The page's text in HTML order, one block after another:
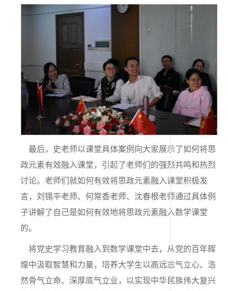
最后，史老师以课堂具体案例向大家展示了如何将思
政元素有效融入课堂，引起了老师们的强烈共鸣和热烈
讨论。老师们就如何有效将思政元素融入课堂积极发
言，刘锡平老师、何常香老师、沈春根老师通过具体例
子讲解了自己是如何有效地将思政元素融入数学课堂
的。
将党史学习教育融入到数学课堂中去，从党的百年辉
煌中汲取智慧和力量，培养大学生以高远志气立心、浩
然骨气立命、深厚底气立业，以实现中华民族伟大复兴